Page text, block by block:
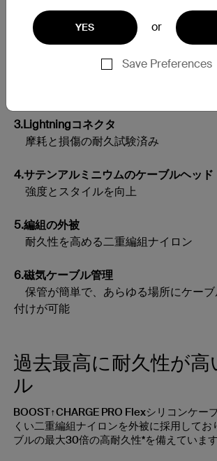
YES or
Save Preferences
1.内部にシリコン製の被膜を採用
柔軟性が高く、絡まりにくい
2.長く柔軟なストレインリリーフ
3.Lightningコネクタ
摩耗と損傷の耐久試験済み
4.サテンアルミニウムのケーブルヘッド
強度とスタイルを向上
5.編組の外被
耐久性を高める二重編組ナイロン
6.磁気ケーブル管理
保管が簡単で、あらゆる場所にケーブ
付けが可能
過去最高に耐久性が
ル
BOOST↑CHARGE PRO Flexシリコンケー
くい二重編組ナイロンを外被に採用してお
ブルの最大30倍の高耐久性*を備えています